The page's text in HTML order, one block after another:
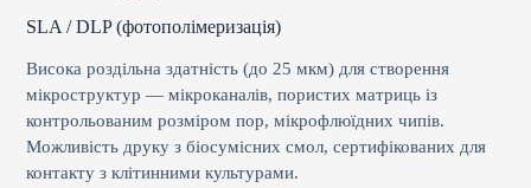
SLA / DLP (фотополімеризація)
Висока роздільна здатність (до 25 мкм) для створення
мікроструктур — мікроканалів, пористих матриць із
контрольованим розміром пор, мікрофлюїдних чипів.
Можливість друку з біосумісних смол, сертифікованих для
контакту з клітинними культурами.